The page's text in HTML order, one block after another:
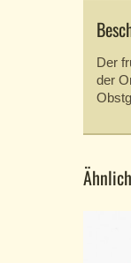
Der
der